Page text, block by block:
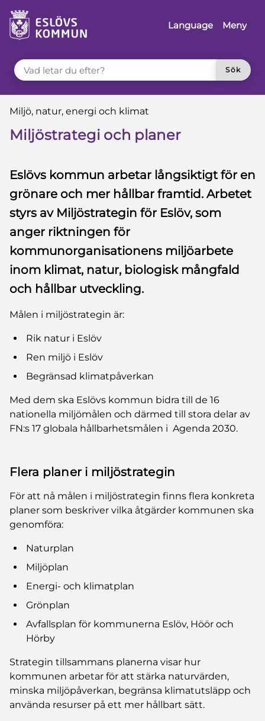
till innehåll
till sidomeny
Language
Meny
VAD LETAR DU EFTER?
Sök
Du är här:
Miljö, natur, energi och klimat
Miljöstrategi och planer
Eslövs kommun arbetar långsiktigt för en
grönare och mer hållbar framtid. Arbetet
styrs av Miljöstrategin för Eslöv, som
anger riktningen för
kommunorganisationens miljöarbete
inom klimat, natur, biologisk mångfald
och hållbar utveckling.
Målen i miljöstrategin är:
Rik natur i Eslöv
Ren miljö i Eslöv
Begränsad klimatpåverkan
Med dem ska Eslövs kommun bidra till de 16
nationella miljömålen och därmed till stora delar av
FN:s 17 globala hållbarhetsmålen i Agenda 2030.
Flera planer i miljöstrategin
För att nå målen i miljöstrategin finns flera konkreta
planer som beskriver vilka åtgärder kommunen ska
genomföra:
Naturplan
Miljöplan
Energi- och klimatplan
Grönplan
Avfallsplan för kommunerna Eslöv, Höör och
Hörby
Strategin tillsammans planerna visar hur
kommunen arbetar för att stärka naturvärden,
minska miljöpåverkan, begränsa klimatutsläpp och
använda resurser på ett mer hållbart sätt.